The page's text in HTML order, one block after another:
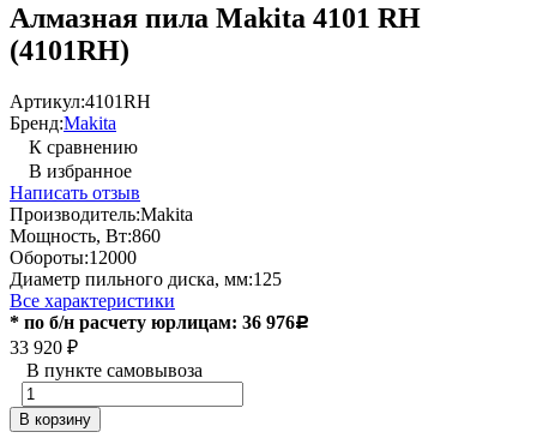
Алмазная пила Makita 4101 RH
(4101RH)
Артикул:4101RH
Бренд:Makita
К сравнению
В избранное
Написать отзыв
Производитель:Makita
Мощность, Вт:860
Обороты:12000
Диаметр пильного диска, мм:125
Все характеристики
* по б/н расчету юрлицам: 36 976Р
33 920 ₽
В пункте самовывоза
В корзину